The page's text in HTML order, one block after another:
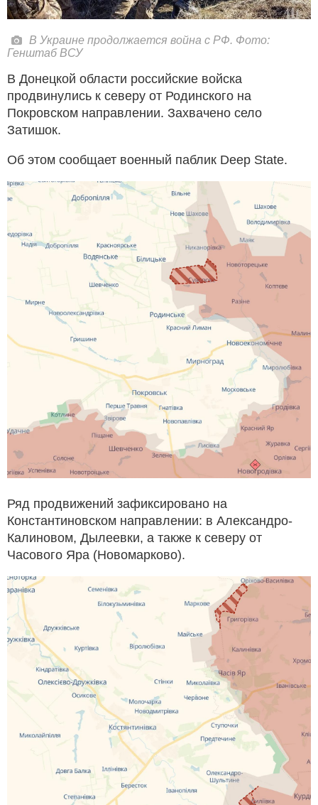
В Украине продолжается война с РФ. Фото:
Генштаб ВСУ
В Донецкой области российские войска
продвинулись к северу от Родинского на
Покровском направлении. Захвачено село
Затишок.
Об этом сообщает военный паблик Deep State.
Ряд продвижений зафиксировано на
Константиновском направлении: в Александро-
Калиновом, Дылеевки, а также к северу от
Часового Яра (Новомарково).